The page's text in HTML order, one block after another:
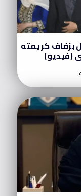
بزفاف كريمته